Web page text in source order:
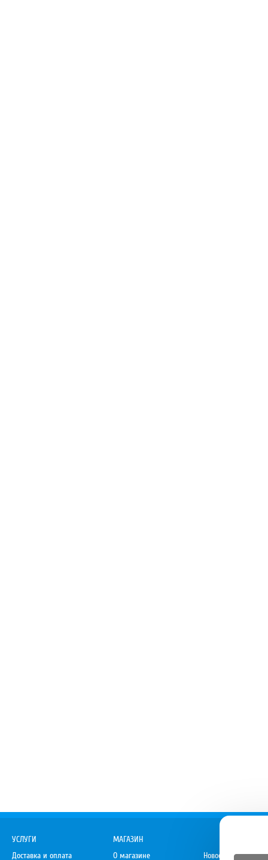
УСЛУГИ
Доставка и оплата
МАГАЗИН
О магазине
Новости